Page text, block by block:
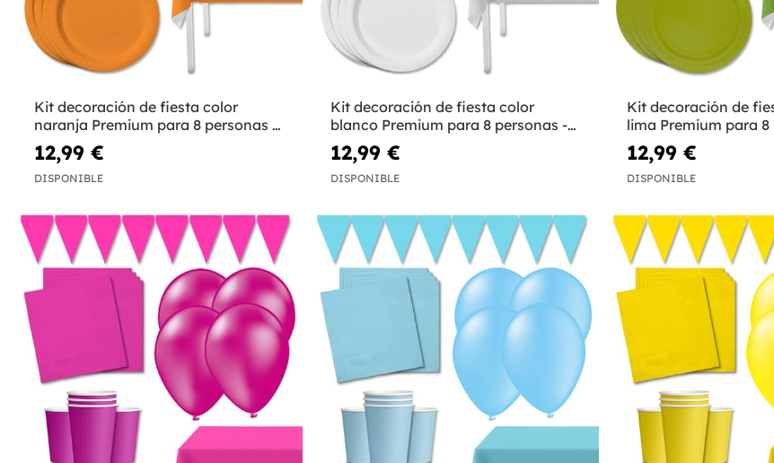
Kit decoración de fiesta color
naranja Premium para 8 personas -
Colores lisos
12,99 €
DISPONIBLE
Kit decoración de fiesta color
blanco Premium para 8 personas -
Colores lisos
12,99 €
DISPONIBLE
Kit decoración de
lima Premium para 8
Colores lisos
12,99 €
DISPONIBLE